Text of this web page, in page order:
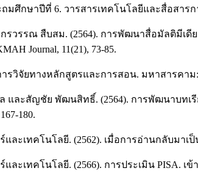
ศึกษาปีที่ 6. วารสารเทคโนโลยีและสื่อสาร
รวรรณ สืบสม. (2564). การพัฒนาสื่อมัลติมีเ
Journal, 11(21), 73-85.
รวิจัยทางหลักสูตรและการสอน. มหาสารคา
และสัญชัย พัฒนสิทธิ์. (2564). การพัฒนาบทเ
180.
ละเทคโนโลยี. (2562). เมื่อการอ่านกลับมาเป็
ะเทคโนโลยี. (2566). การประเมิน PISA. เข้